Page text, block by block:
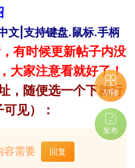
|支持键盘.鼠标.手柄
有时候更新帖子内没
大家注意看就好了！
，随便选一个下就行
见）：
容需要 回复
功能
发布